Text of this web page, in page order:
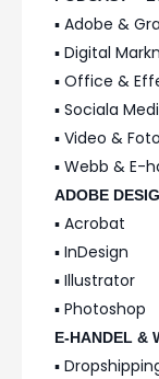
▪️ Adobe &
▪️ Digital
▪️ Office &
▪️ Sociala
▪️ Video & Foto
▪️ Webb & E-
ADOBE
▪️ Acrobat
▪️ InDesign
▪️ Illustrator
▪️ Photoshop
E-HANDEL &
▪️